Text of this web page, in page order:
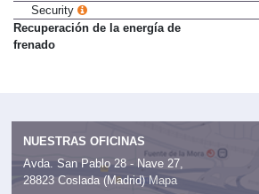
Security
Recuperación de la energía de
frenado
NUESTRAS OFICINAS
Avda. San Pablo 28 - Nave 27,
28823 Coslada (Madrid) Mapa